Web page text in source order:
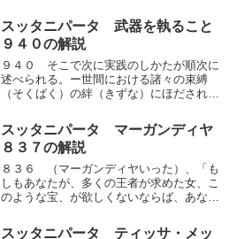
スッタニパータ 武器を執ること
９４０の解説
９４０ そこで次に実践のしかたが順次に
述べられる。ー世間における諸々の束縛
（そくばく）の絆（きずな）にほだされて
くして、自己の安らぎを学べ。そこで次に
実践のしかたが順次に述べられる。自らの
人間的思考の運...
スッタニパータ マーガンディヤ
８３７の解説
８３６ （マーガンディヤいった）、「も
しもあなたが、多くの王者が求めた女、こ
のような宝、が欲しくないならば、あなた
徳・生活法を、またどうような生存状態に
スッタニパータ ティッサ・メッ